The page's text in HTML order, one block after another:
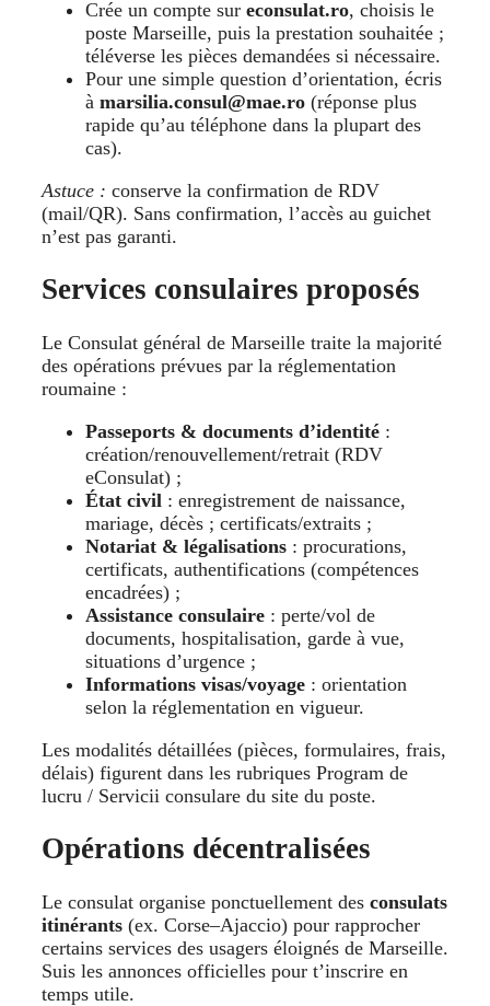
Crée un compte sur econsulat.ro, choisis le
poste Marseille, puis la prestation souhaitée ;
téléverse les pièces demandées si nécessaire.
Pour une simple question d’orientation, écris
à marsilia.consul@mae.ro (réponse plus
rapide qu’au téléphone dans la plupart des
cas).
Astuce : conserve la confirmation de RDV
(mail/QR). Sans confirmation, l’accès au guichet
n’est pas garanti.
Services consulaires proposés
Le Consulat général de Marseille traite la majorité
des opérations prévues par la réglementation
roumaine :
Passeports & documents d’identité :
création/renouvellement/retrait (RDV
eConsulat) ;
État civil : enregistrement de naissance,
mariage, décès ; certificats/extraits ;
Notariat & légalisations : procurations,
certificats, authentifications (compétences
encadrées) ;
Assistance consulaire : perte/vol de
documents, hospitalisation, garde à vue,
situations d’urgence ;
Informations visas/voyage : orientation
selon la réglementation en vigueur.
Les modalités détaillées (pièces, formulaires, frais,
délais) figurent dans les rubriques Program de
lucru / Servicii consulare du site du poste.
Opérations décentralisées
Le consulat organise ponctuellement des consulats
itinérants (ex. Corse–Ajaccio) pour rapprocher
certains services des usagers éloignés de Marseille.
Suis les annonces officielles pour t’inscrire en
temps utile.